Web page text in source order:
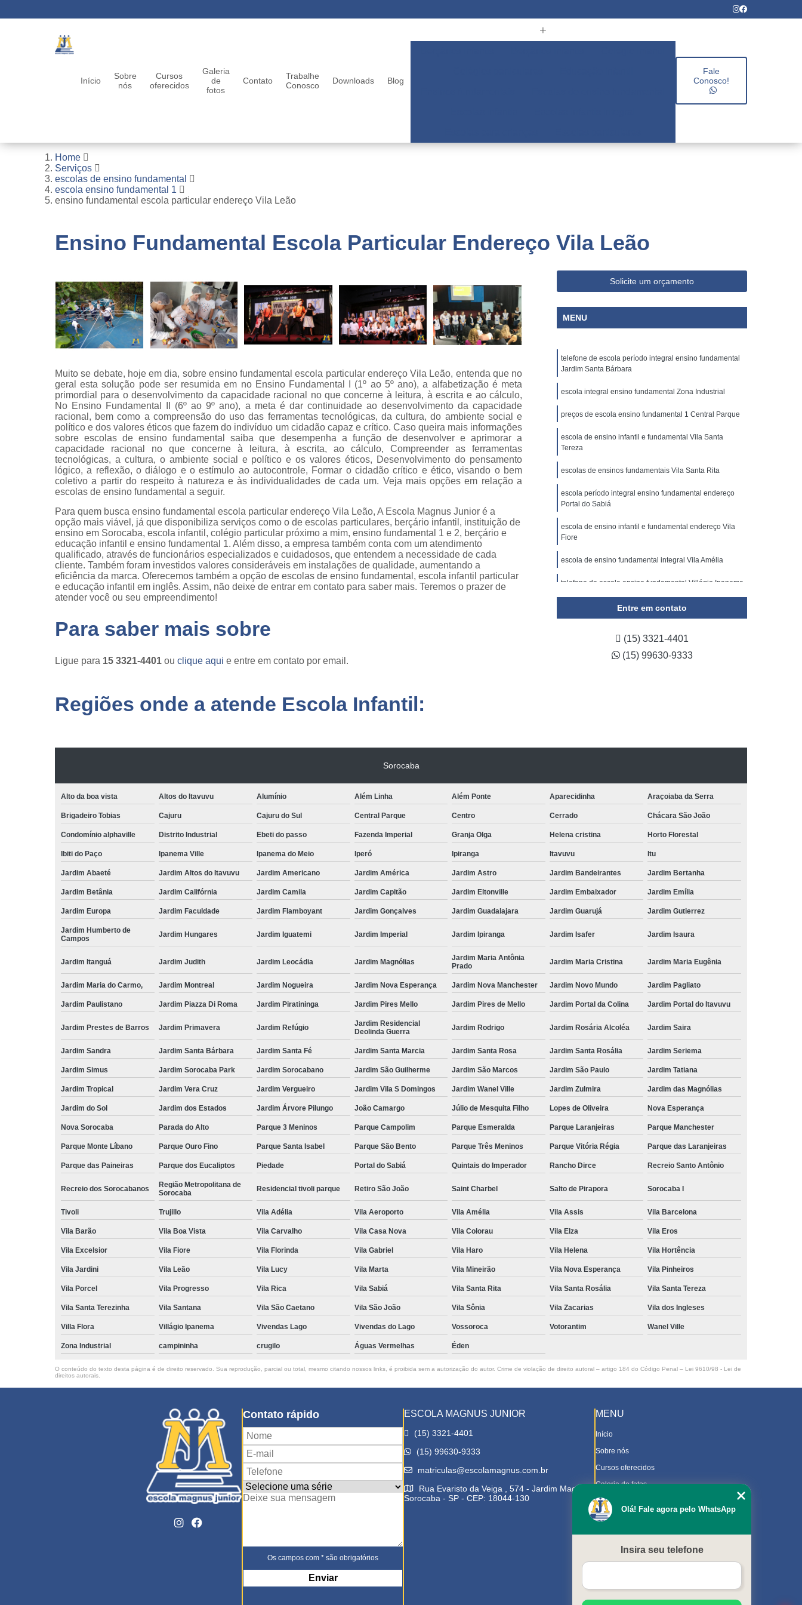
Início
Sobre
nós
Cursos
oferecidos
Galeria
de
fotos
Contato
Trabalhe
Conosco
Downloads Blog
Fale
Conosco!
Home
Serviços
escolas de ensino fundamental
escola ensino fundamental 1
ensino fundamental escola particular endereço Vila Leão
Ensino Fundamental Escola Particular Endereço Vila Leão
Muito se debate, hoje em dia, sobre ensino fundamental escola particular endereço Vila Leão, entenda que no
geral esta solução pode ser resumida em no Ensino Fundamental I (1º ao 5º ano), a alfabetização é meta
primordial para o desenvolvimento da capacidade racional no que concerne à leitura, à escrita e ao cálculo,
No Ensino Fundamental II (6º ao 9º ano), a meta é dar continuidade ao desenvolvimento da capacidade
racional, bem como a compreensão do uso das ferramentas tecnológicas, da cultura, do ambiente social e
político e dos valores éticos que fazem do indivíduo um cidadão capaz e crítico. Caso queira mais informações
sobre escolas de ensino fundamental saiba que desempenha a função de desenvolver e aprimorar a
capacidade racional no que concerne à leitura, à escrita, ao cálculo, Compreender as ferramentas
tecnológicas, a cultura, o ambiente social e político e os valores éticos, Desenvolvimento do pensamento
lógico, a reflexão, o diálogo e o estímulo ao autocontrole, Formar o cidadão crítico e ético, visando o bem
coletivo a partir do respeito à natureza e às individualidades de cada um. Veja mais opções em relação a
escolas de ensino fundamental a seguir.
Para quem busca ensino fundamental escola particular endereço Vila Leão, A Escola Magnus Junior é a
opção mais viável, já que disponibiliza serviços como o de escolas particulares, berçário infantil, instituição de
ensino em Sorocaba, escola infantil, colégio particular próximo a mim, ensino fundamental 1 e 2, berçário e
educação infantil e ensino fundamental 1. Além disso, a empresa também conta com um atendimento
qualificado, através de funcionários especializados e cuidadosos, que entendem a necessidade de cada
cliente. Também foram investidos valores consideráveis em instalações de qualidade, aumentando a
eficiência da marca. Oferecemos também a opção de escolas de ensino fundamental, escola infantil particular
e educação infantil em inglês. Assim, não deixe de entrar em contato para saber mais. Teremos o prazer de
atender você ou seu empreendimento!
Para saber mais sobre
Ligue para 15 3321-4401 ou clique aqui e entre em contato por email.
Solicite um orçamento
MENU
telefone de escola período integral ensino fundamental
Jardim Santa Bárbara
escola integral ensino fundamental Zona Industrial
preços de escola ensino fundamental 1 Central Parque
escola de ensino infantil e fundamental Vila Santa
Tereza
escolas de ensinos fundamentais Vila Santa Rita
escola período integral ensino fundamental endereço
Portal do Sabiá
escola de ensino infantil e fundamental endereço Vila
Fiore
escola de ensino fundamental integral Vila Amélia
telefone de escola ensino fundamental Villágio Ipanema
preços de escola ensino fundamental integral Vila Haro
Entre em contato
(15) 3321-4401
(15) 99630-9333
Regiões onde a atende Escola Infantil:
Sorocaba
Alto da boa vista Altos do Itavuvu Alumínio Além Linha Além Ponte Aparecidinha Araçoiaba da Serra
Brigadeiro Tobias Cajuru Cajuru do Sul Central Parque Centro Cerrado Chácara São João
Condomínio alphaville Distrito Industrial Ebeti do passo Fazenda Imperial Granja Olga Helena cristina Horto Florestal
Ibiti do Paço Ipanema Ville Ipanema do Meio Iperó Ipiranga Itavuvu Itu
Jardim Abaeté Jardim Altos do Itavuvu Jardim Americano Jardim América Jardim Astro Jardim Bandeirantes Jardim Bertanha
Jardim Betânia Jardim Califórnia Jardim Camila Jardim Capitão Jardim Eltonville Jardim Embaixador Jardim Emília
Jardim Europa Jardim Faculdade Jardim Flamboyant Jardim Gonçalves Jardim Guadalajara Jardim Guarujá Jardim Gutierrez
Jardim Humberto de
Campos
Jardim Hungares Jardim Iguatemi Jardim Imperial Jardim Ipiranga Jardim Isafer Jardim Isaura
Jardim Itanguá Jardim Judith Jardim Leocádia Jardim Magnólias
Jardim Maria Antônia
Prado
Jardim Maria Cristina Jardim Maria Eugênia
Jardim Maria do Carmo, Jardim Montreal Jardim Nogueira Jardim Nova Esperança Jardim Nova Manchester Jardim Novo Mundo Jardim Pagliato
Jardim Paulistano Jardim Piazza Di Roma Jardim Piratininga Jardim Pires Mello Jardim Pires de Mello Jardim Portal da Colina Jardim Portal do Itavuvu
Jardim Prestes de Barros Jardim Primavera Jardim Refúgio
Jardim Residencial
Deolinda Guerra
Jardim Rodrigo Jardim Rosária Alcoléa Jardim Saira
Jardim Sandra Jardim Santa Bárbara Jardim Santa Fé Jardim Santa Marcia Jardim Santa Rosa Jardim Santa Rosália Jardim Seriema
Jardim Simus Jardim Sorocaba Park Jardim Sorocabano Jardim São Guilherme Jardim São Marcos Jardim São Paulo Jardim Tatiana
Jardim Tropical Jardim Vera Cruz Jardim Vergueiro Jardim Vila S Domingos Jardim Wanel Ville Jardim Zulmira Jardim das Magnólias
Jardim do Sol Jardim dos Estados Jardim Árvore Pilungo João Camargo Júlio de Mesquita Filho Lopes de Oliveira Nova Esperança
Nova Sorocaba Parada do Alto Parque 3 Meninos Parque Campolim Parque Esmeralda Parque Laranjeiras Parque Manchester
Parque Monte Líbano Parque Ouro Fino Parque Santa Isabel Parque São Bento Parque Três Meninos Parque Vitória Régia Parque das Laranjeiras
Parque das Paineiras Parque dos Eucaliptos Piedade Portal do Sabiá Quintais do Imperador Rancho Dirce Recreio Santo Antônio
Recreio dos Sorocabanos
Região Metropolitana de
Sorocaba
Residencial tivoli parque Retiro São João Saint Charbel Salto de Pirapora Sorocaba I
Tivoli Trujillo Vila Adélia Vila Aeroporto Vila Amélia Vila Assis Vila Barcelona
Vila Barão Vila Boa Vista Vila Carvalho Vila Casa Nova Vila Colorau Vila Elza Vila Eros
Vila Excelsior Vila Fiore Vila Florinda Vila Gabriel Vila Haro Vila Helena Vila Hortência
Vila Jardini Vila Leão Vila Lucy Vila Marta Vila Mineirão Vila Nova Esperança Vila Pinheiros
Vila Porcel Vila Progresso Vila Rica Vila Sabiá Vila Santa Rita Vila Santa Rosália Vila Santa Tereza
Vila Santa Terezinha Vila Santana Vila São Caetano Vila São João Vila Sônia Vila Zacarias Vila dos Ingleses
Villa Flora Villágio Ipanema Vivendas Lago Vivendas do Lago Vossoroca Votorantim Wanel Ville
Zona Industrial campininha crugilo Águas Vermelhas Éden
O conteúdo do texto desta página é de direito reservado. Sua reprodução, parcial ou total, mesmo citando nossos links, é proibida sem a autorização do autor. Crime de violação de direito autoral – artigo 184 do Código Penal – Lei 9610/98 - Lei de
direitos autorais
Contato rápido
Os campos com * são obrigatórios
ESCOLA MAGNUS JUNIOR
(15) 3321-4401
(15) 99630-9333
matriculas@escolamagnus.com.br
Rua Evaristo da Veiga , 574 - Jardim Magnolia
Sorocaba - SP - CEP: 18044-130
MENU
Início
Sobre nós
Cursos oferecidos
Galeria de fotos
Contato
Trabalhe Conosco
Downloads
Olá! Fale agora pelo WhatsApp
Insira seu telefone